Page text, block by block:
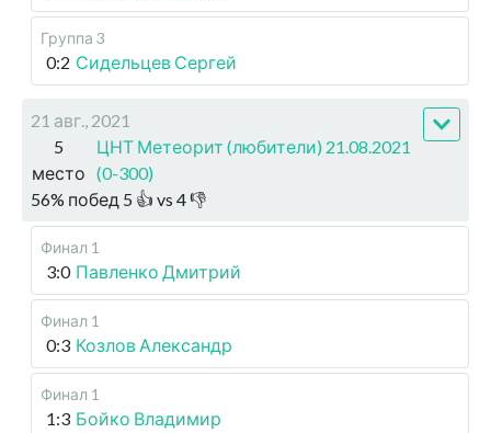
Группа 3
0:2 Сидельцев Сергей
21 авг., 2021
5
место
ЦНТ Метеорит (любители) 21.08.2021
(0-300)
56% побед 5 👍 vs 4👎
Финал 1
3:0 Павленко Дмитрий
Финал 1
0:3 Козлов Александр
Финал 1
1:3 Бойко Владимир